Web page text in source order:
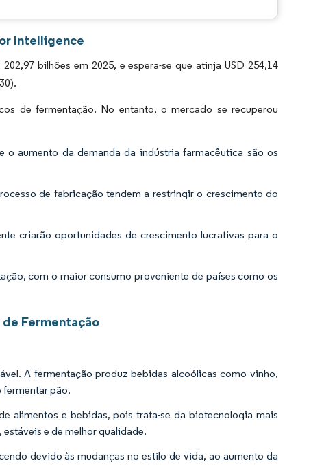
Intelligence
bilhões em 2025, e espera-se que atinja USD 254,14
de fermentação. No entanto, o mercado se recuperou
aumento da demanda da indústria farmacêutica são os
de fabricação tendem a restringir o crescimento do
criarão oportunidades de crescimento lucrativas para o
com o maior consumo proveniente de países como os
Fermentação
A fermentação produz bebidas alcoólicas como vinho,
fermentar pão.
alimentos e bebidas, pois trata-se da biotecnologia mais
e de melhor qualidade.
devido às mudanças no estilo de vida, ao aumento da